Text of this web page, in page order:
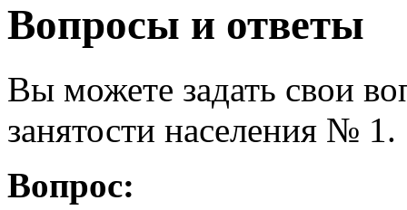
Вопросы и ответы
Вы можете задать свои
занятости населения № 1.
Вопрос: